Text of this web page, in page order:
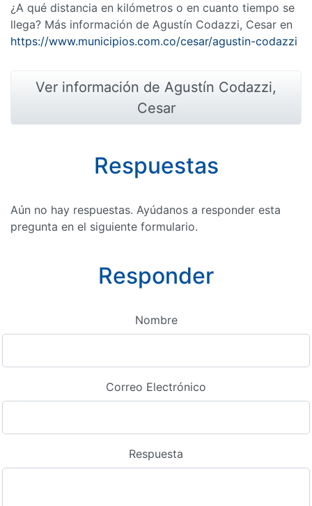
¿A qué distancia en kilómetros o en cuanto tiempo se
llega? Más información de Agustín Codazzi, Cesar en
https://www.municipios.com.co/cesar/agustin-codazzi
Ver información de Agustín Codazzi,
Cesar
Respuestas
Aún no hay respuestas. Ayúdanos a responder esta
pregunta en el siguiente formulario.
Responder
Nombre
Correo Electrónico
Respuesta